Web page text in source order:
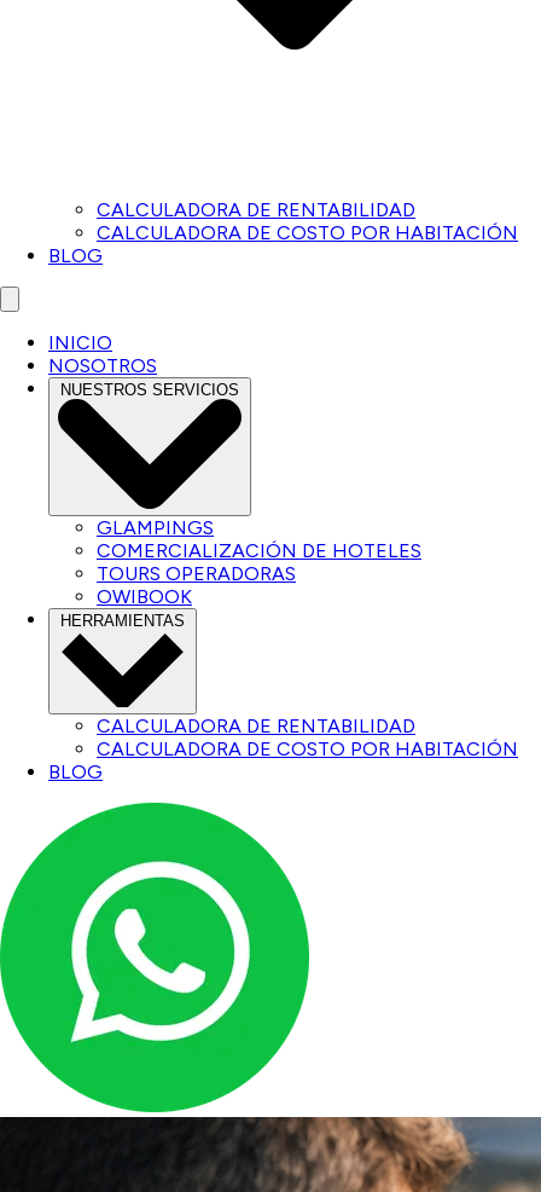
CALCULADORA DE RENTABILIDAD
CALCULADORA DE COSTO POR HABITACIÓN
BLOG
Close menu
INICIO
NOSOTROS
NUESTROS SERVICIOS
GLAMPINGS
COMERCIALIZACIÓN DE HOTELES
TOURS OPERADORAS
OWIBOOK
HERRAMIENTAS
CALCULADORA DE RENTABILIDAD
CALCULADORA DE COSTO POR HABITACIÓN
BLOG